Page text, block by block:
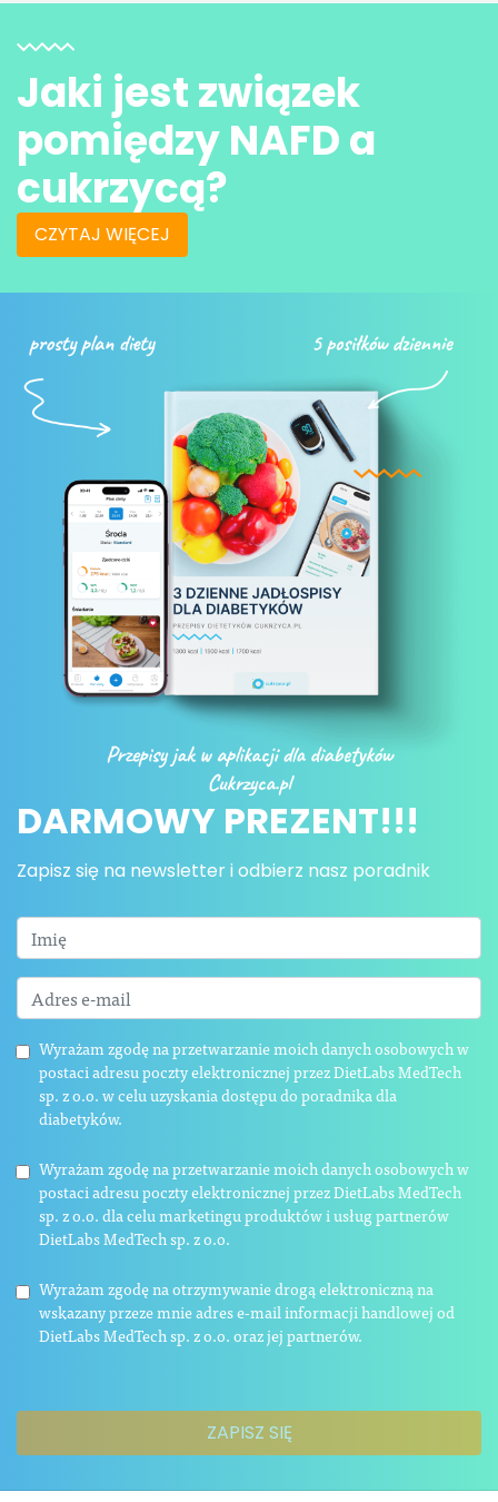
Jaki jest związek
pomiędzy NAFD a
cukrzycą?
CZYTAJ WIĘCEJ
DARMOWY PREZENT!!!
Zapisz się na newsletter i odbierz nasz poradnik
Wyrażam zgodę na przetwarzanie moich danych osobowych w
postaci adresu poczty elektronicznej przez DietLabs MedTech
sp. z o.o. w celu uzyskania dostępu do poradnika dla
diabetyków.
Wyrażam zgodę na przetwarzanie moich danych osobowych w
postaci adresu poczty elektronicznej przez DietLabs MedTech
sp. z o.o. dla celu marketingu produktów i usług partnerów
DietLabs MedTech sp. z o.o.
Wyrażam zgodę na otrzymywanie drogą elektroniczną na
wskazany przeze mnie adres e-mail informacji handlowej od
DietLabs MedTech sp. z o.o. oraz jej partnerów.